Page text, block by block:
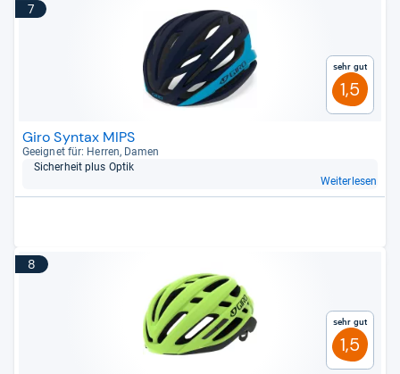
7
Sehr gut
1,5
Giro Syntax MIPS
Geeig­net für: Her­ren, Damen
Sicher­heit plus Optik
Weiterlesen
8
Sehr gut
1,5